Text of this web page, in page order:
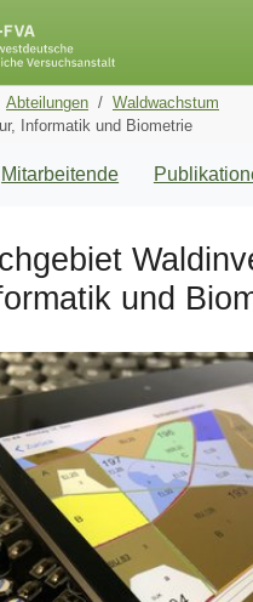
Abteilungen
Waldwachstum
Informatik und Biometrie
Mitarbeitende
und
for: